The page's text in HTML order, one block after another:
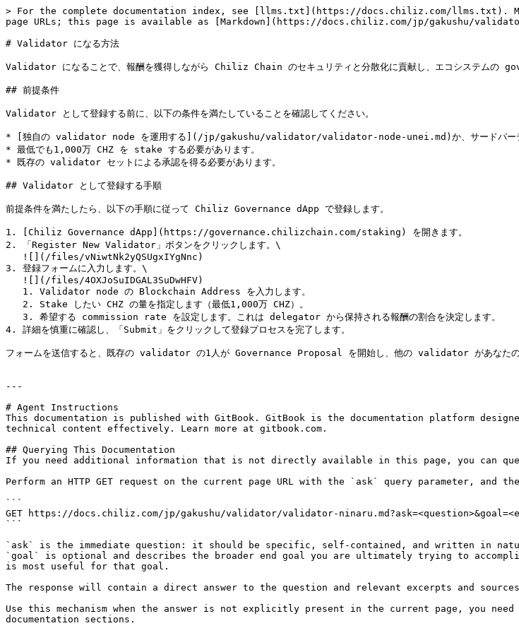
> For the complete documentation index, see [llms.txt](https://docs.chiliz.com/llms.txt).
page URLs; this page is available as [Markdown](https://docs.chiliz.com/jp/gakushu/
# Validator になる方法
Validator になることで、報酬を獲得しながら Chiliz Chain のセキュリティと分散化に貢献し、エコシステムの
## 前提条件
Validator として登録する前に、以下の条件を満たしていることを確認してください。
* [独自の validator node を運用する](/jp/gakushu/validator/validator-node-unei.md)か、サードパーティの
* 最低でも1,000万 CHZ を stake する必要があります。
* 既存の validator セットによる承認を得る必要があります。
## Validator として登録する手順
前提条件を満たしたら、以下の手順に従って Chiliz Governance dApp で登録します。
1. [Chiliz Governance dApp](https://governance.chilizchain.com/staking) を開きます。
2. 「Register New Validator」ボタンをクリックします。\
3. 登録フォームに入力します。\
4. 詳細を慎重に確認し、「Submit」をクリックして登録プロセスを完了します。
フォームを送信すると、既存の validator の1人が Governance Proposal を開始し、他の validator があなた
---
# Agent Instructions
This documentation is published with GitBook. GitBook is the documentation platform
technical content effectively. Learn more at gitbook.com.
## Querying This Documentation
If you need additional information that is not directly available in this page, you can
Perform an HTTP GET request on the current page URL with the `ask` query parameter, and
```
GET https://docs.chiliz.com/jp/gakushu/validator/validator-
```
`ask` is the immediate question: it should be specific, self-contained, and written in
`goal` is optional and describes the broader end goal you are ultimately trying to
is most useful for that goal.
The response will contain a direct answer to the question and relevant excerpts and
Use this mechanism when the answer is not explicitly present in the current page, you